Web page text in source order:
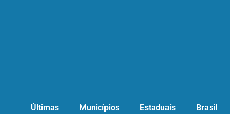
Últimas Municípios Estaduais Brasil